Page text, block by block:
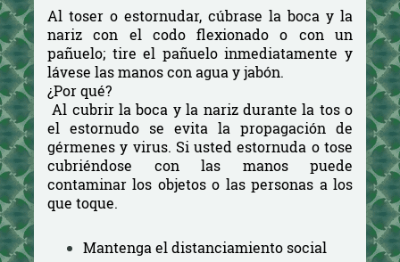
Al toser o estornudar, cúbrase la boca y la
nariz con el codo flexionado o con un
pañuelo; tire el pañuelo inmediatamente y
lávese las manos con agua y jabón.
¿Por qué?
Al cubrir la boca y la nariz durante la tos o
el estornudo se evita la propagación de
gérmenes y virus. Si usted estornuda o tose
cubriéndose con las manos puede
contaminar los objetos o las personas a los
que toque.
Mantenga el distanciamiento social